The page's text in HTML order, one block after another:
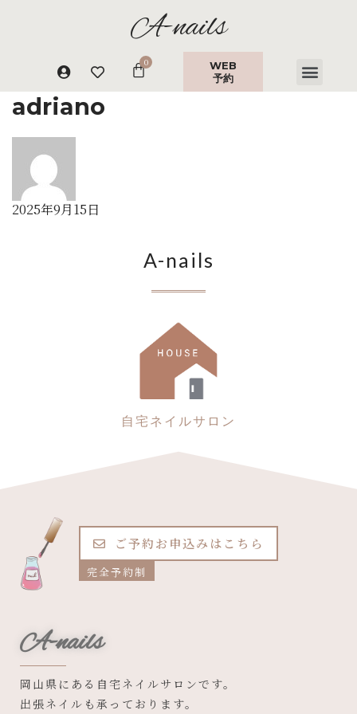
A-nails
WEB
予約
adriano
2025年9月15日
A-nails
自宅ネイルサロン
ご予約お申込みはこちら
完全予約制
A-nails
岡山県にある自宅ネイルサロンです。
出張ネイルも承っております。